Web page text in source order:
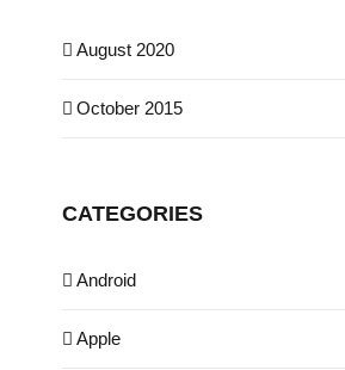
August 2020
October 2015
CATEGORIES
Android
Apple